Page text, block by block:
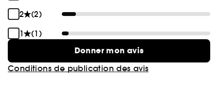
2
(2)
1
(1)
Donner mon avis
Conditions de publication des avis